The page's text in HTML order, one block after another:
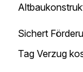
Sichert
Tag Verzug